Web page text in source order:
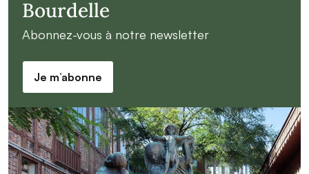
Bourdelle
Abonnez-vous à notre newsletter
Je m’abonne